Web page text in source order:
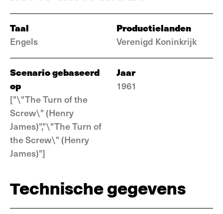
Taal
Engels
Productielanden
Verenigd Koninkrijk
Scenario gebaseerd
op
["\"The Turn of the
Screw\" (Henry
James)","\"The Turn of
the Screw\" (Henry
James)"]
Jaar
1961
Technische gegevens